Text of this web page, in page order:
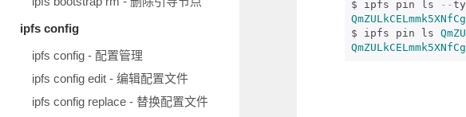
ipfs config
ipfs config - 配置管理
ipfs config edit - 编辑配置文件
ipfs config replace - 替换配置文件
$ ipfs pin ls
--
$ ipfs pin ls